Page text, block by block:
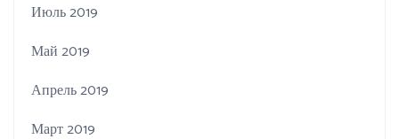
Июль 2019
Май 2019
Апрель 2019
Март 2019